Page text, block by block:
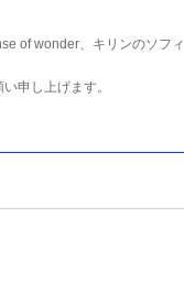
of wonder、キリンのソフィ
申し上げます。